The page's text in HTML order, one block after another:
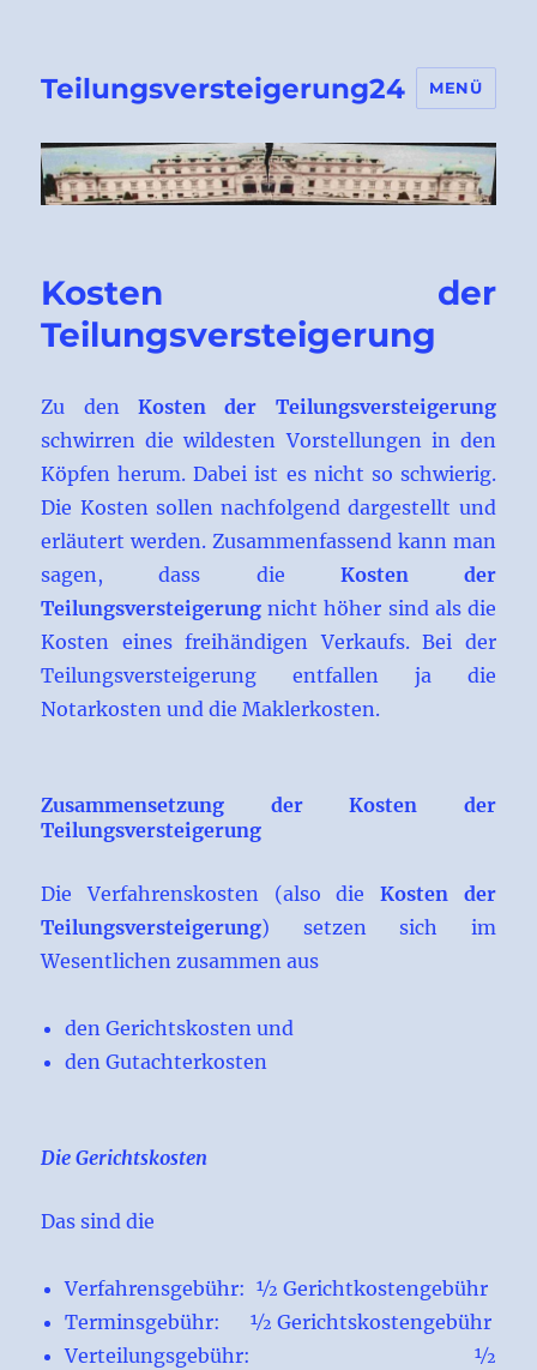
Teilungsversteigerung24 MENÜ
Kosten der
Teilungsversteigerung
Zu den Kosten der Teilungsversteigerung
schwirren die wildesten Vorstellungen in den
Köpfen herum. Dabei ist es nicht so schwierig.
Die Kosten sollen nachfolgend dargestellt und
erläutert werden. Zusammenfassend kann man
sagen, dass die Kosten der
Teilungsversteigerung nicht höher sind als die
Kosten eines freihändigen Verkaufs. Bei der
Teilungsversteigerung entfallen ja die
Notarkosten und die Maklerkosten.
Zusammensetzung der Kosten der
Teilungsversteigerung
Die Verfahrenskosten (also die Kosten der
Teilungsversteigerung) setzen sich im
Wesentlichen zusammen aus
den Gerichtskosten und
den Gutachterkosten
Die Gerichtskosten
Das sind die
Verfahrensgebühr: ½ Gerichtkostengebühr
Terminsgebühr: ½ Gerichtskostengebühr
Verteilungsgebühr: ½